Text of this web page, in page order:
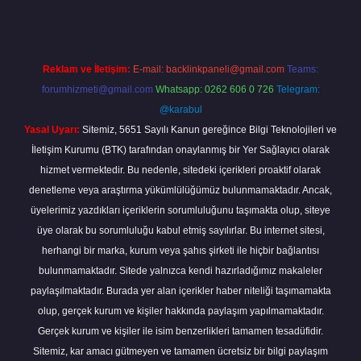
Reklam ve İletişim: E-mail: backlinkpaneli@gmail.com Teams:
forumhizmeti@gmail.com Whatsapp: 0262 606 0 726 Telegram:
@karabul
Yasal Uyarı: Sitemiz, 5651 Sayılı Kanun gereğince Bilgi Teknolojileri ve
İletişim Kurumu (BTK) tarafından onaylanmış bir Yer Sağlayıcı olarak
hizmet vermektedir. Bu nedenle, sitedeki içerikleri proaktif olarak
denetleme veya araştırma yükümlülüğümüz bulunmamaktadır. Ancak,
üyelerimiz yazdıkları içeriklerin sorumluluğunu taşımakta olup, siteye
üye olarak bu sorumluluğu kabul etmiş sayılırlar. Bu internet sitesi,
herhangi bir marka, kurum veya şahıs şirketi ile hiçbir bağlantısı
bulunmamaktadır. Sitede yalnızca kendi hazırladığımız makaleler
paylaşılmaktadır. Burada yer alan içerikler haber niteliği taşımamakta
olup, gerçek kurum ve kişiler hakkında paylaşım yapılmamaktadır.
Gerçek kurum ve kişiler ile isim benzerlikleri tamamen tesadüfidir.
Sitemiz, kar amacı gütmeyen ve tamamen ücretsiz bir bilgi paylaşım